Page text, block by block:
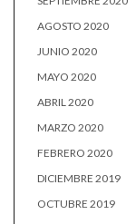
AGOSTO 2020
JUNIO 2020
MAYO 2020
ABRIL 2020
MARZO 2020
FEBRERO 2020
DICIEMBRE 2019
OCTUBRE 2019